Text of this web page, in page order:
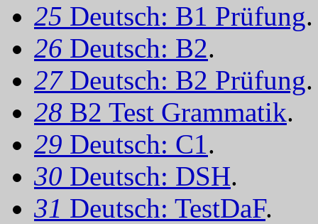
25 Deutsch: B1 Prüfung.
26 Deutsch: B2.
27 Deutsch: B2 Prüfung.
28 B2 Test Grammatik.
29 Deutsch: C1.
30 Deutsch: DSH.
31 Deutsch: TestDaF.